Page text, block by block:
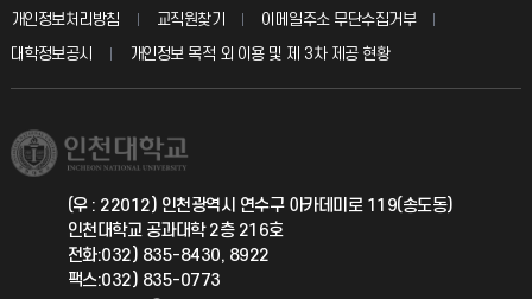
입학안내
취업정보(학생)
칭찬마당
학생서비스 지킴이
총동문회
교육혁신본부
국제지원과
공자아카데미
개인정보처리방침 교직원찾기
이메일주소 무단수집거부
대학정보공시
개인정보 목적 외 이용 및 제 3차 제공 현황
(우 : 22012) 인천광역시 연수구 아카데미로 119(송도동)
인천대학교 공과대학 2층 216호
전화:032) 835-8430, 8922
팩스:032) 835-0773